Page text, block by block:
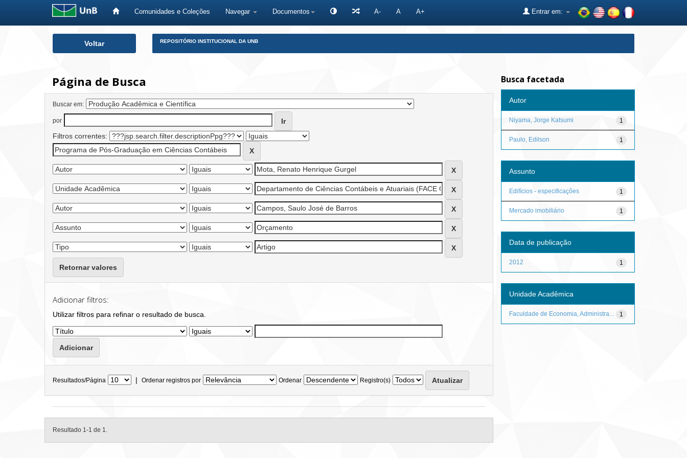
Comunidades e Coleções Navegar Documentos A- A A+ Entrar em:
Voltar REPOSITÓRIO INSTITUCIONAL DA UNB
Página de Busca
Buscar em:
por
Filtros correntes:
Retornar valores
Adicionar filtros:
Utilizar filtros para refinar o resultado de busca.
Resultados/Página | Ordenar registros por Ordenar Registro(s)
Resultado 1-1 de 1.
Busca facetada
Autor
1
Niyama, Jorge Katsumi
1
Paulo, Edilson
Assunto
1
Edifícios - especificações
1
Mercado imobiliário
Data de publicação
1
2012
Unidade Acadêmica
1
Faculdade de Economia, Administra...